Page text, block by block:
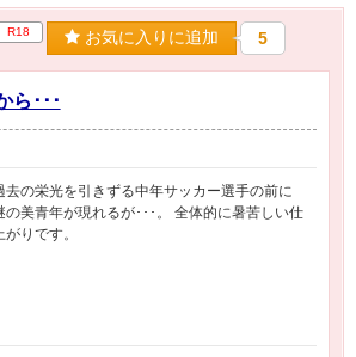
R18 お気に入りに追加 5
ら･･･
去の栄光を引きずる中年サッカー選手の前に
の美青年が現れるが･･･。 全体的に暑苦しい仕
上がりです。